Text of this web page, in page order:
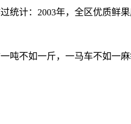
计：2003年，全区优质鲜果
不如一斤，一马车不如一麻